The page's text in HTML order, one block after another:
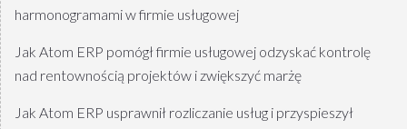
harmonogramami w firmie usługowej
Jak Atom ERP pomógł firmie usługowej odzyskać kontrolę
nad rentownością projektów i zwiększyć marżę
Jak Atom ERP usprawnił rozliczanie usług i przyspieszył